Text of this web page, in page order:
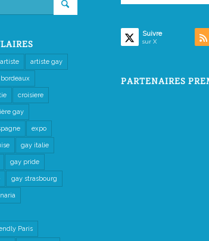
artiste artiste gay
bordeaux
croisiere
gay
expo
gay italie
gay pride
gay strasbourg
Paris
Suivre
sur X
PARTENAIRES